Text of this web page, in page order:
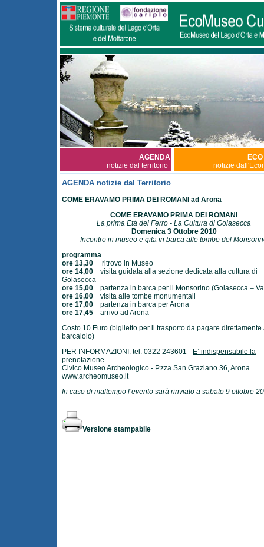
AGENDA
notizie dal territorio
notizie
AGENDA notizie dal Territorio
COME ERAVAMO PRIMA DEI ROMANI ad Arona
COME ERAVAMO PRIMA DEI ROMANI
La prima Età del Ferro - La Cultura di Golasecca
Domenica 3 Ottobre 2010
Incontro in museo e gita in barca alle tombe del
programma
ore 13,30 ritrovo in Museo
ore 14,00 visita guidata alla sezione dedicata alla cultura di
Golasecca
ore 15,00 partenza in barca per il Monsorino (Golasecca –
ore 16,00 visita alle tombe monumentali
ore 17,00 partenza in barca per Arona
ore 17,45 arrivo ad Arona
Costo 10 Euro (biglietto per il trasporto da pagare direttamente
barcaiolo)
PER INFORMAZIONI: tel. 0322 243601 - E’ indispensabile la
prenotazione
Civico Museo Archeologico - P.zza San Graziano 36, Arona
www.archeomuseo.it
In caso di maltempo l’evento sarà rinviato a sabato 9 ottobre
Versione stampabile